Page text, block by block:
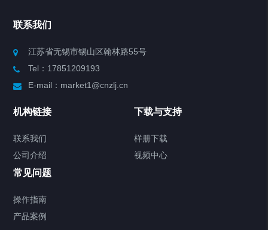
制冷加热动态控温系统
Chiller直冷控温机组
Heating Circulator加热循环器
联系我们
江苏省无锡市锡山区翰林路55号
Tel：17851209193
E-mail：market1@cnzlj.cn
机构链接
联系我们
公司介绍
下载与支持
样册下载
视频中心
常见问题
操作指南
产品案例